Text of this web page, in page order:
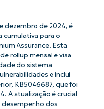
dezembro de 2024, é
cumulativa para o
Assurance. Esta
rollup mensal e visa
do sistema
e inclui
KB5046687, que foi
A atualização é crucial
dos